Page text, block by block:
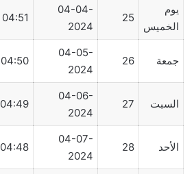
يوم
الخميس
25
04-04-
2024
04:51
جمعة 26
04-05-
2024
04:50
السبت 27
04-06-
2024
04:49
الأحد 28
04-07-
2024
04:48